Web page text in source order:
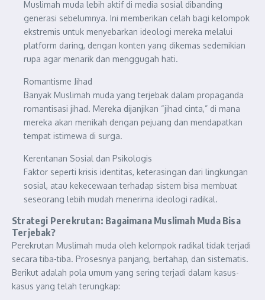
Muslimah muda lebih aktif di media sosial dibanding
generasi sebelumnya. Ini memberikan celah bagi kelompok
ekstremis untuk menyebarkan ideologi mereka melalui
platform daring, dengan konten yang dikemas sedemikian
rupa agar menarik dan menggugah hati.
Romantisme Jihad
Banyak Muslimah muda yang terjebak dalam propaganda
romantisasi jihad. Mereka dijanjikan “jihad cinta,” di mana
mereka akan menikah dengan pejuang dan mendapatkan
tempat istimewa di surga.
Kerentanan Sosial dan Psikologis
Faktor seperti krisis identitas, keterasingan dari lingkungan
sosial, atau kekecewaan terhadap sistem bisa membuat
seseorang lebih mudah menerima ideologi radikal.
Strategi Perekrutan: Bagaimana Muslimah Muda Bisa
Terjebak?
Perekrutan Muslimah muda oleh kelompok radikal tidak terjadi
secara tiba-tiba. Prosesnya panjang, bertahap, dan sistematis.
Berikut adalah pola umum yang sering terjadi dalam kasus-
kasus yang telah terungkap: